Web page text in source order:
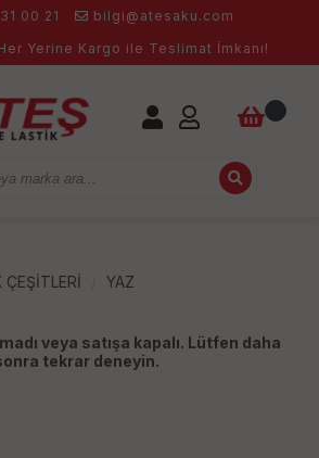
00 21
bilgi@atesaku.com
Yerine Kargo ile Teslimat İmkanı!
ÇEŞİTLERİ YAZ
veya satışa kapalı. Lütfen daha
tekrar deneyin.